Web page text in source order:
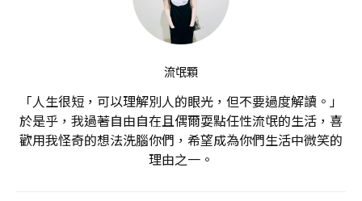
流氓顆
「人生很短，可以理解別人的眼光，但不要過度解讀。」
於是乎，我過著自由自在且偶爾耍點任性流氓的生活，喜
歡用我怪奇的想法洗腦你們，希望成為你們生活中微笑的
理由之一。